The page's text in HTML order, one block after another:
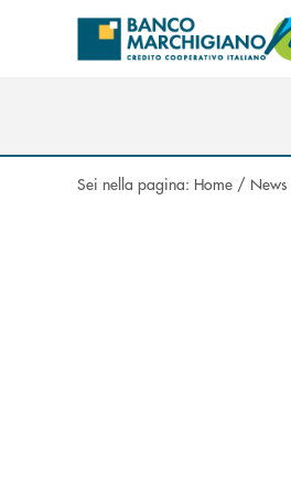
Salta al contenuto principale
Sei nella pagina: Home / News